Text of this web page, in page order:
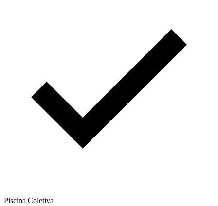
Piscina Coletiva